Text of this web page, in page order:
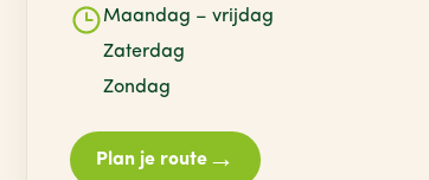
Maandag – vrijdag
Zaterdag
Zondag
Plan je route →